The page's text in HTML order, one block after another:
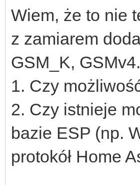
Wiem, że to nie
z zamiarem
GSM_K,
1. Czy
2. Czy istnieje
bazie ESP (np.
protokół Home